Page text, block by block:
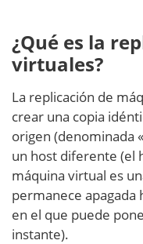
¿Qué es la
virtuales?
La replicación de
crear una copia
origen (denominada
un host diferente (el
máquina virtual es
permanece apagada
en el que puede
instante).